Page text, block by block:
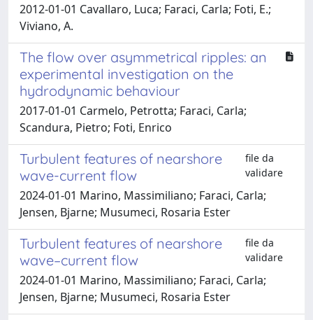
2012-01-01 Cavallaro, Luca; Faraci, Carla; Foti, E.;
Viviano, A.
The flow over asymmetrical ripples: an
experimental investigation on the
hydrodynamic behaviour
2017-01-01 Carmelo, Petrotta; Faraci, Carla;
Scandura, Pietro; Foti, Enrico
Turbulent features of nearshore
wave-current flow
file da
validare
2024-01-01 Marino, Massimiliano; Faraci, Carla;
Jensen, Bjarne; Musumeci, Rosaria Ester
Turbulent features of nearshore
wave–current flow
file da
validare
2024-01-01 Marino, Massimiliano; Faraci, Carla;
Jensen, Bjarne; Musumeci, Rosaria Ester